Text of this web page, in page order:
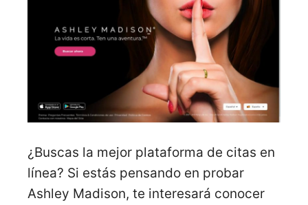
¿Buscas la mejor plataforma de citas en
línea? Si estás pensando en probar
Ashley Madison, te interesará conocer